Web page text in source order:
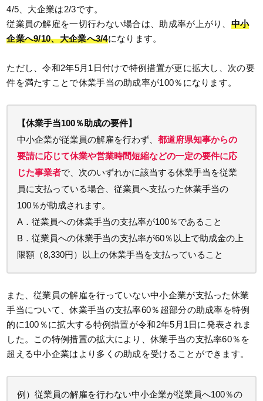
4/5、大企業は2/3です。
従業員の解雇を一切行わない場合は、助成率が上がり、 中小
企業へ9/10、大企業へ3/4になります。
ただし、令和2年5月1日付けで特例措置が更に拡大し、次の要
件を満たすことで休業手当の助成率が100％になります。
【休業手当100％助成の要件】
中小企業が従業員の解雇を行わず、都道府県知事からの
要請に応じて休業や営業時間短縮などの一定の要件に応
じた事業者で、次のいずれかに該当する休業手当を従業
員に支払っている場合、従業員へ支払った休業手当の
100％が助成されます。
A．従業員への休業手当の支払率が100％であること
B．従業員への休業手当の支払率が60％以上で助成金の上
限額（8,330円）以上の休業手当を支払っていること
また、従業員の解雇を行っていない中小企業が支払った休業
手当について、休業手当の支払率60％超部分の助成率を特例
的に100％に拡大する特例措置が令和2年5月1日に発表されま
した。この特例措置の拡大により、休業手当の支払率60％を
超える中小企業はより多くの助成を受けることができます。
例）従業員の解雇を行わない中小企業が従業員へ100％の